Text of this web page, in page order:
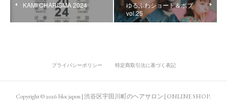
KAMI CHARISMA 2024
ゆるふわショート＆ボブ
vol.25
プライバシーポリシー 特定商取引法に基づく表記
Copyright ©2026bloc japon | 渋谷区宇田川町のヘアサロン | ONLINE SHOP.